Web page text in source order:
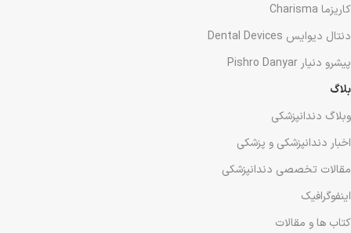
کاریزما Charisma
دنتال دیوایس Dental Devices
پیشرو دنیار Pishro Danyar
بلاگ
وبلاگ دندانپزشکی
اخبار دندانپزشکی و پزشکی
مقالات تخصصی دندانپزشکی
اینفوگرافیک
کتاب ها و مقالات